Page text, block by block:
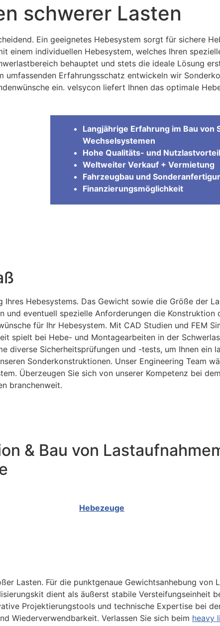
schwerer Lasten
Ein geeignetes Hebesystem sorgt für sichere
einem individuellen Hebesystem, welches Ihren
behauptet und stets die ideale Lösung
umfassenden Erfahrungsschatz entwickeln wir
ein. velsycon liefert Ihnen das optimale
Langjährige Erfahrung im Bau von
Wechselsystemen
Hohe Qualitäts- und
Weltweiter Verkauf + Vermietung
Fahrzeugbau und
Finanzierungsmöglichkeit
Hebesystems. Das Gewicht sowie die Größe der
und eventuell spezielle Anforderungen die Konstruktion
für Ihr Hebesystem. Mit CAD Studien und FEM
spielt bei Hebe- und Montagearbeiten in der
diverse Sicherheitsprüfungen und -tests, um Ihnen ein
Sonderkonstruktionen. Unser Engineering Team
Überzeugen Sie sich von unserer Kompetenz bei
branchenweit.
& Bau von
Hebezeuge
Lasten. Für die punktgenaue Gewichtsanhebung von
dient als äußerst stabile Versteifungseinheit
Projektierungstools und technische Expertise bei
Wiederverwendbarkeit. Verlassen Sie sich beim heavy